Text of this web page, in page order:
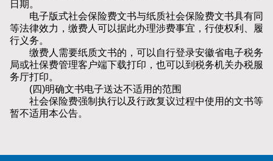
日期。
电子版式社会保险费文书与纸质社会保险费文书具有同
等法律效力，缴费人可以据此办理涉费事宜，行使权利、履
行义务。
缴费人需要纸质文书的，可以自行登录安徽省电子税务
局或社保费管理客户端下载打印，也可以到税务机关办税服
务厅打印。
(四)明确文书电子送达不适用的范围
社会保险费强制执行以及行政复议过程中使用的文书等
暂不适用本公告。